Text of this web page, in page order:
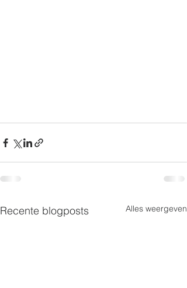
Recente blogposts Alles weergeven